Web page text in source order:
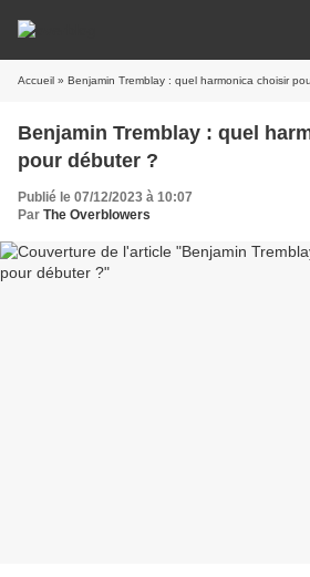
Accueil » Benjamin Tremblay : quel harmonica choisir
Benjamin Tremblay : quel
pour débuter ?
Publié le 07/12/2023 à 10:07
Par The Overblowers